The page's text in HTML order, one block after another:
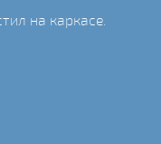
на каркасе.